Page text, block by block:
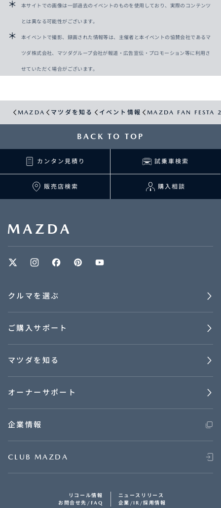
本サイトでの画像は一部過去のイベントのものを使用しており、実際のコンテンツ
とは異なる可能性がございます。
本イベントで撮影、録画された情報等は、主催者と本イベントの協賛会社であるマ
ツダ株式会社、マツダグループ会社が報道・広告宣伝・プロモーション等に利用さ
せていただく場合がございます。
MAZDA マツダを知る イベント情報 MAZDA FAN FESTA
BACK TO TOP
カンタン見積り 試乗車検索
販売店検索 購入相談
クルマを選ぶ
ご購入サポート
マツダを知る
オーナーサポート
企業情報
CLUB MAZDA
リコール情報
ニュースリリース
お問合せ先/FAQ
企業/IR/採用情報